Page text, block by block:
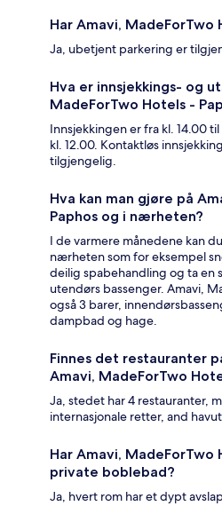
Har Amavi, MadeForTwo
Ja, ubetjent parkering er
Hva er innsjekkings- og
MadeForTwo Hotels -
Innsjekkingen er fra kl. 14.00
kl. 12.00. Kontaktløs
tilgjengelig.
Hva kan man gjøre på
Paphos og i nærheten?
I de varmere månedene kan
nærheten som for eksempel
deilig spabehandling og ta en
utendørs bassenger. Amavi,
også 3 barer,
dampbad og hage.
Finnes det restauranter
Amavi, MadeForTwo
Ja, stedet har 4 restauranter,
internasjonale retter, and
Har Amavi, MadeForTwo
private boblebad?
Ja, hvert rom har et dypt